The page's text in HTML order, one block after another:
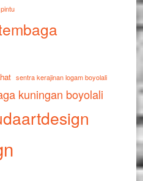
pintu
sentra kerajinan logam boyolali
kuningan boyolali